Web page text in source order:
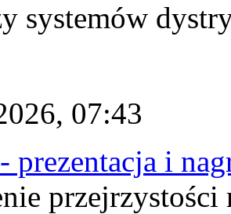
systemów
07:43
prezentacja i